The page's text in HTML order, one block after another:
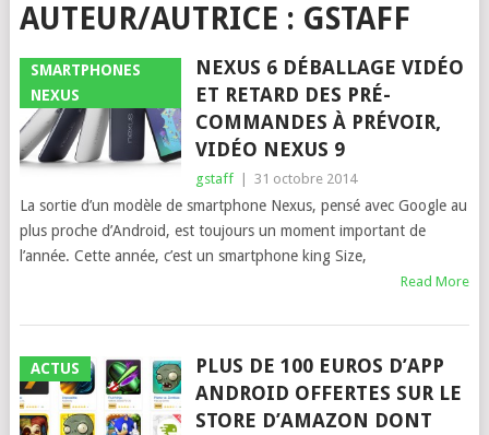
AUTEUR/AUTRICE : GSTAFF
SMARTPHONES
NEXUS
NEXUS 6 DÉBALLAGE VIDÉO
ET RETARD DES PRÉ-
COMMANDES À PRÉVOIR,
VIDÉO NEXUS 9
gstaff 31 octobre 2014
La sortie d’un modèle de smartphone Nexus, pensé avec Google au
plus proche d’Android, est toujours un moment important de
l’année. Cette année, c’est un smartphone king Size,
Read More
ACTUS
PLUS DE 100 EUROS D’APP
ANDROID OFFERTES SUR LE
STORE D’AMAZON DONT